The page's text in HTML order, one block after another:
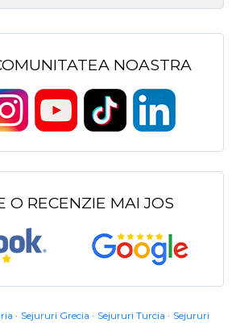
NOASTRA
O RECENZIE MAI JOS
Sejururi Grecia Sejururi Turcia
Sejururi